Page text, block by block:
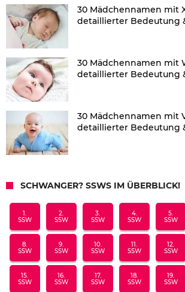
30 Mädchennamen mit
detaillierter Bedeutung
30 Mädchennamen mit
detaillierter Bedeutung
30 Mädchennamen mit
detaillierter Bedeutung
SCHWANGER? SSWS IM ÜBERBLICK!
1.
SSW
2.
SSW
3.
SSW
4.
SSW
5.
SSW
8.
SSW
9.
SSW
10.
SSW
11.
SSW
12.
SSW
15.
SSW
16.
SSW
17.
SSW
18.
SSW
19.
SSW